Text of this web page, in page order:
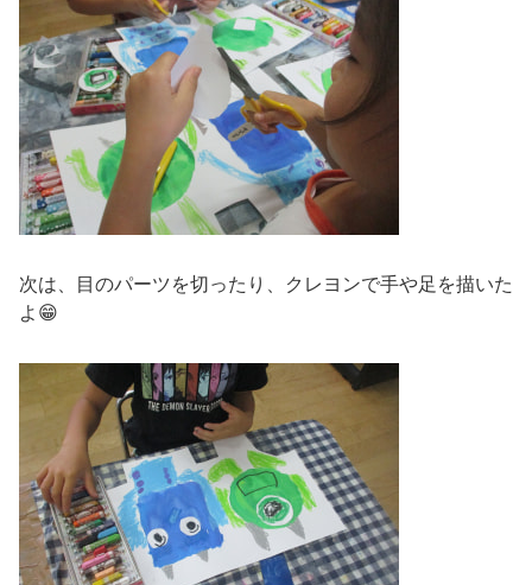
次は、目のパーツを切ったり、クレヨンで手や足を描いた
よ😁